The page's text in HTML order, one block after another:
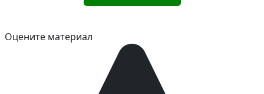
Оцените материал